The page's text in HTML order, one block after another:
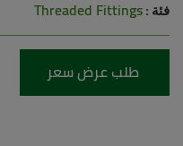
فئة : Threaded Fittings
طلب عرض سعر